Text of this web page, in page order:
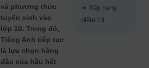
và phương thức
tuyển sinh vào
lớp 10. Trong đó,
Tiếng Anh tiếp tục
là lựa chọn hàng
đầu của hầu hết
➜ Xếp hạng
điểm thi